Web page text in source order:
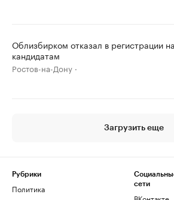
Облизбирком отказал в регистрации
кандидатам
Ростов-на-Дону
Загрузить еще
Рубрики
Политика
сети